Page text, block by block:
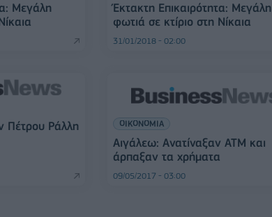
Μεγάλη
Έκτακτη Επικαιρότητα: Μεγάλη
φωτιά σε κτίριο στη Νίκαια
31/01/2018 - 02:00
Πέτρου Ράλλη ΟΙΚΟΝΟΜΙΑ
Αιγάλεω: Ανατίναξαν ΑΤΜ και
άρπαξαν τα χρήματα
09/05/2017 - 03:00